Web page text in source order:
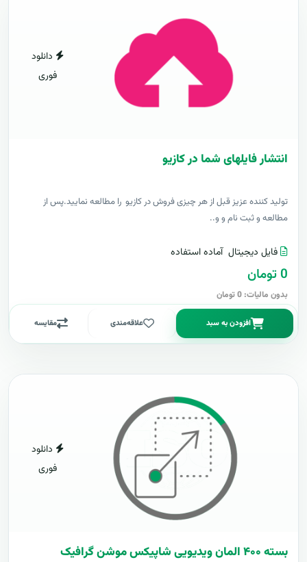
دانلود
فوری
انتشار فایلهای شما در کازیو
توليد کننده عزيز قبل از هر چیزی فروش در کازیو را مطالعه نمایید.پس از
مطالعه و ثبت نام و و..
فایل دیجیتال آماده استفاده
0 تومان
بدون مالیات: 0 تومان
افزودن به سبد علاقه‌مندی مقایسه
دانلود
فوری
بسته ۴۰۰ المان ویدیویی شاپیکس موشن گرافیک